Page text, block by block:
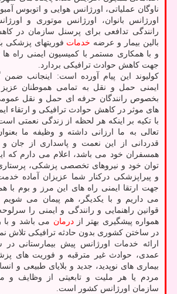
ناوگان عملیاتی، اورژانس هوایی و اتوبوس
اورژانس بانوان، اورژانس موتوری و
رانندگی تدافعی برای پرسنل سازمان در
بالین بیمار و عرضه خدمات فوریتهای پزشکی
و با همکاری مستمر با کمیسیون ایمنی راه ها
جهت کاهش حوادث ترافیکی بردارد.
کولیوند این پیام آورده است: اینجانب
ایمنی حمل و نقل به تمامی هموطنان
بخصوص رانندگان حرفه ای حمل و نقل
های موثر در کاهش حوادث ترافیکی و ارتقاء
با تکیه بر اینکه هر لحظه از زندگی نعمتی
تعالی به ما ارزانی داشته و وظیفه ما
قدردانی از این نعمت و پاسداری از جان
همسفران خود می باشد، اعلام می دارم که
توان خود و نیروهای تخصصی پزشکی،
و پیراپزشکی درکنار شما عزیزان آماده
جهت ارتقا ایمنی راه های این مرز و بوم با
می داریم و با یکدیگر، هم پیمان می
قوانین راهنمایی و رانندگی و ایمنی را
همواره پیشگیری بهتر ازدرمان می باشد و با
در ساختن کشوری بدون حادثه ترافیکی تلاش
ارائه خدمات اورژانس پیش بیمارستانی
عمدی، حوادث غیر مترقبه و فوریت های
بیماری های نوپدید، جدید و بلایای طبیعی و
مردم یا هر ملیت و تابعیتی از وظایف و
سازمان اورژانس کشور است.